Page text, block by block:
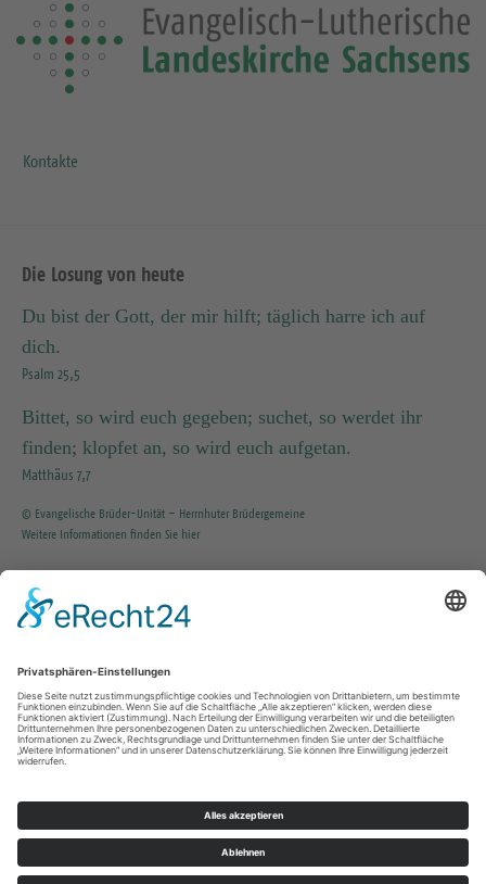
Kontakte
Die Losung von heute
Du bist der Gott, der mir hilft; täglich harre ich auf
dich.
Psalm 25,5
Bittet, so wird euch gegeben; suchet, so werdet ihr
finden; klopfet an, so wird euch aufgetan.
Matthäus 7,7
© Evangelische Brüder-Unität – Herrnhuter Brüdergemeine
Weitere Informationen finden Sie hier
INFO SERVICE
035203 / 37351 KG.Tharandt@evlks.de